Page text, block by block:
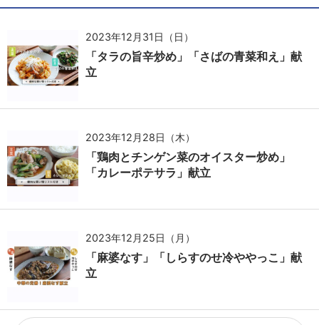
2023年12月31日（日）
「タラの旨辛炒め」「さばの青菜和え」献
立
2023年12月28日（木）
「鶏肉とチンゲン菜のオイスター炒め」
「カレーポテサラ」献立
2023年12月25日（月）
「麻婆なす」「しらすのせ冷ややっこ」献
立